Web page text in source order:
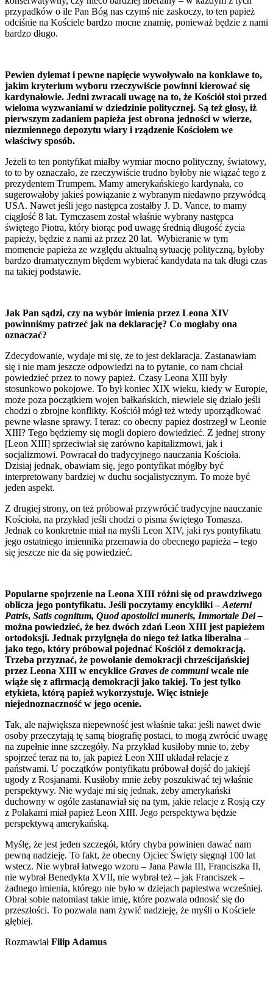
przypadków o ile Pan Bóg nas czymś nie zaskoczy, to ten papież
odciśnie na Kościele bardzo mocne znamię, ponieważ będzie z nami
bardzo długo.
Pewien dylemat i pewne napięcie wywoływało na konklawe to,
jakim kryterium wyboru rzeczywiście powinni kierować się
kardynałowie. Jedni zwracali uwagę na to, że Kościół stoi przed
wieloma wyzwaniami w dziedzinie politycznej. Są też głosy, iż
pierwszym zadaniem papieża jest obrona jedności w wierze,
niezmiennego depozytu wiary i rządzenie Kościołem we
właściwy sposób.
Jeżeli to ten pontyfikat miałby wymiar mocno polityczny, światowy,
to to by oznaczało, że rzeczywiście trudno byłoby nie wiązać tego z
prezydentem Trumpem. Mamy amerykańskiego kardynała, co
sugerowałoby jakieś powiązanie z wybranym niedawno przywódcą
USA. Nawet jeśli jego następca zostałby J. D. Vance, to mamy
ciągłość 8 lat. Tymczasem został właśnie wybrany następca
świętego Piotra, który biorąc pod uwagę średnią długość życia
papieży, będzie z nami aż przez 20 lat. Wybieranie w tym
momencie papieża ze względu aktualną sytuację polityczną, byłoby
bardzo dramatycznym błędem wybierać kandydata na tak długi czas
na takiej podstawie.
Jak Pan sądzi, czy na wybór imienia przez Leona XIV
powinniśmy patrzeć jak na deklarację? Co mogłaby ona
oznaczać?
Zdecydowanie, wydaje mi się, że to jest deklaracja. Zastanawiam
się i nie mam jeszcze odpowiedzi na to pytanie, co nam chciał
powiedzieć przez to nowy papież. Czasy Leona XIII były
stosunkowo pokojowe. To był koniec XIX wieku, kiedy w Europie,
może poza początkiem wojen bałkańskich, niewiele się działo jeśli
chodzi o zbrojne konflikty. Kościół mógł też wtedy uporządkować
pewne własne sprawy. I teraz: co obecny papież dostrzegł w Leonie
XIII? Tego będziemy się mogli dopiero dowiedzieć. Z jednej strony
[Leon XIII] sprzeciwiał się zarówno kapitalizmowi, jak i
socjalizmowi. Powracał do tradycyjnego nauczania Kościoła.
Dzisiaj jednak, obawiam się, jego pontyfikat mógłby być
interpretowany bardziej w duchu socjalistycznym. To może być
jeden aspekt.
Z drugiej strony, on też próbował przywrócić tradycyjne nauczanie
Kościoła, na przykład jeśli chodzi o pisma świętego Tomasza.
Jednak co konkretnie miał na myśli Leon XIV, jaki rys pontyfikatu
jego ostatniego imiennika przemawia do obecnego papieża – tego
się jeszcze nie da się powiedzieć.
Popularne spojrzenie na Leona XIII różni się od prawdziwego
oblicza jego pontyfikatu. Jeśli poczytamy encykliki –Aeterni
Patris, Satis cognitum, Quod apostolici muneris, Immortale Dei –
można powiedzieć, że bez dwóch zdań Leon XIII jest papieżem
ortodoksji. Jednak przylgnęła do niego też łatka liberalna –
jako tego, który próbował pojednać Kościół z demokracją.
Trzeba przyznać, że powołanie demokracji chrześcijańskiej
przez Leona XIII w encyklice Graves de communi wcale nie
wiąże się z afirmacją demokracji jako takiej. To jest tylko
etykieta, którą papież wykorzystuje. Więc istnieje
niejednoznaczność w jego ocenie.
Tak, ale największa niepewność jest właśnie taka: jeśli nawet dwie
osoby przeczytają tę samą biografię postaci, to mogą zwrócić uwagę
na zupełnie inne szczegóły. Na przykład kusiłoby mnie to, żeby
spojrzeć teraz na to, jak papież Leon XIII układał relacje z
państwami. U początków pontyfikatu próbował dojść do jakiejś
ugody z Rosjanami. Kusiłoby mnie żeby poszukiwać tej właśnie
perspektywy. Nie wydaje mi się jednak, żeby amerykański
duchowny w ogóle zastanawiał się na tym, jakie relacje z Rosją czy
z Polakami miał papież Leon XIII. Jego perspektywa będzie
perspektywą amerykańską.
Myślę, że jest jeden szczegół, który chyba powinien dawać nam
pewną nadzieję. To fakt, że obecny Ojciec Święty sięgnął 100 lat
wstecz. Nie wybrał łatwego wzoru – Jana Pawła III, Franciszka II,
nie wybrał Benedykta XVII, nie wybrał też – jak Franciszek –
żadnego imienia, którego nie było w dziejach papiestwa wcześniej.
Obrał sobie natomiast takie imię, które pozwala odnosić się do
przeszłości. To pozwala nam żywić nadzieję, że myśli o Kościele
głębiej.
RozmawiałFilip Adamus